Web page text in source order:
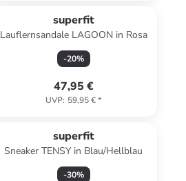
superfit
Lauflernsandale LAGOON in Rosa
-20%
47,95 €
UVP: 59,95 €*
superfit
Sneaker TENSY in Blau/Hellblau
-30%